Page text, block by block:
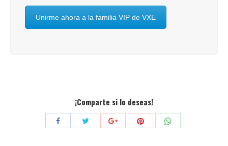
Unirme ahora a la familia VIP de VXE
¡Comparte si lo deseas!
Compartir CompartirCompartirCompartir